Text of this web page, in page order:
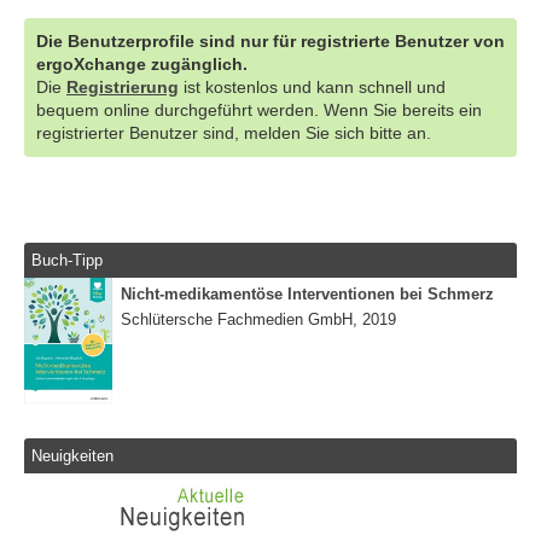
Die Benutzerprofile sind nur für registrierte Benutzer von
ergoXchange zugänglich.
Die Registrierung ist kostenlos und kann schnell und
bequem online durchgeführt werden. Wenn Sie bereits ein
registrierter Benutzer sind, melden Sie sich bitte an.
Buch-Tipp
Nicht-medikamentöse Interventionen bei Schmerz
Schlütersche Fachmedien GmbH, 2019
Neuigkeiten